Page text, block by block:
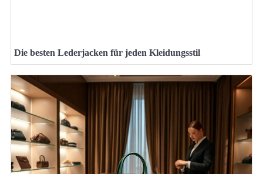
Die besten Lederjacken für jeden Kleidungsstil